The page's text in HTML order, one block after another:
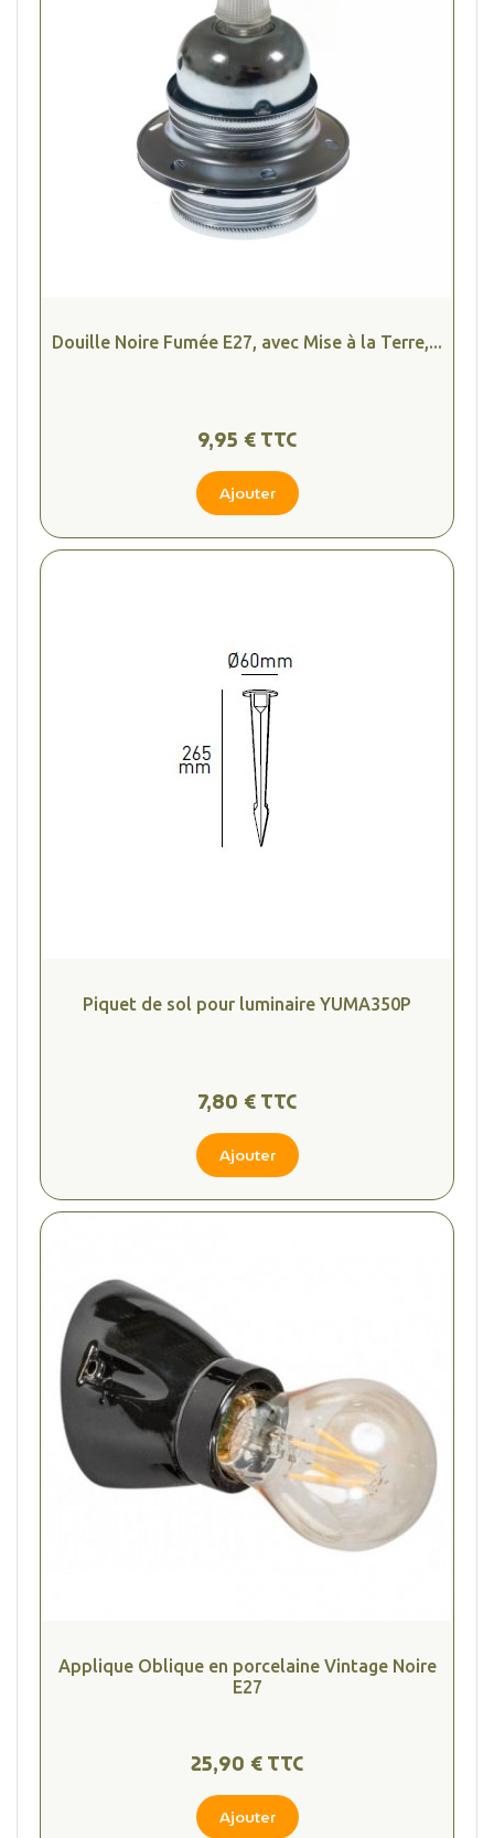
Douille Noire Fumée E27, avec Mise à la Terre,...
9,95 € TTC
Ajouter
Piquet de sol pour luminaire YUMA350P
7,80 € TTC
Ajouter
Applique Oblique en porcelaine Vintage Noire
E27
25,90 € TTC
Ajouter